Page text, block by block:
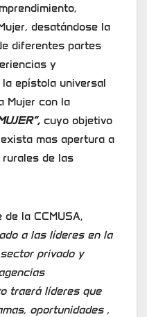
desatándose la
diferentes partes
y
epístola universal
Mujer con la
cuyo objetivo
mas apertura a
de las
la CCMUSA,
a las líderes en la
privado y
traerá líderes que
oportunidades ,